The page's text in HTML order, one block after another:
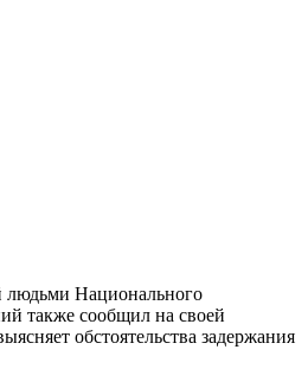
людьми Национального
также сообщил на своей
обстоятельства задержания